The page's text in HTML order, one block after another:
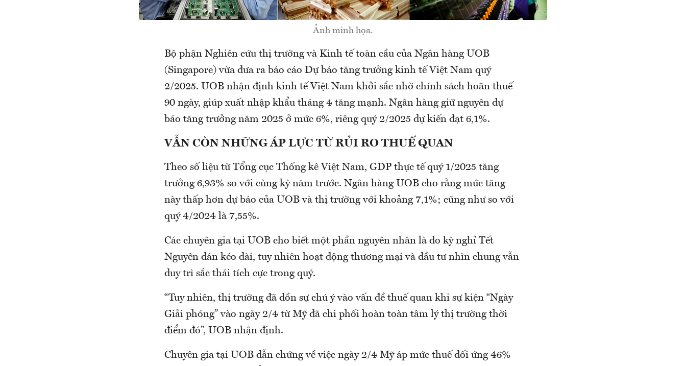
Ảnh minh họa.
Bộ phận Nghiên cứu thị trường và Kinh tế toàn cầu của Ngân hàng UOB
(Singapore) vừa đưa ra báo cáo Dự báo tăng trưởng kinh tế Việt Nam quý
2/2025. UOB nhận định kinh tế Việt Nam khởi sắc nhờ chính sách hoãn thuế
90 ngày, giúp xuất nhập khẩu tháng 4 tăng mạnh. Ngân hàng giữ nguyên dự
báo tăng trưởng năm 2025 ở mức 6%, riêng quý 2/2025 dự kiến đạt 6,1%.
VẪN CÒN NHỮNG ÁP LỰC TỪ RỦI RO THUẾ QUAN
Theo số liệu từ Tổng cục Thống kê Việt Nam, GDP thực tế quý 1/2025 tăng
trưởng 6,93% so với cùng kỳ năm trước. Ngân hàng UOB cho rằng mức tăng
này thấp hơn dự báo của UOB và thị trường với khoảng 7,1%; cũng như so với
quý 4/2024 là 7,55%.
Các chuyên gia tại UOB cho biết một phần nguyên nhân là do kỳ nghỉ Tết
Nguyên đán kéo dài, tuy nhiên hoạt động thương mại và đầu tư nhìn chung vẫn
duy trì sắc thái tích cực trong quý.
“Tuy nhiên, thị trường đã dồn sự chú ý vào vấn đề thuế quan khi sự kiện “Ngày
Giải phóng” vào ngày 2/4 từ Mỹ đã chi phối hoàn toàn tâm lý thị trường thời
điểm đó”, UOB nhận định.
Chuyên gia tại UOB dẫn chứng về việc ngày 2/4 Mỹ áp mức thuế đối ứng 46%